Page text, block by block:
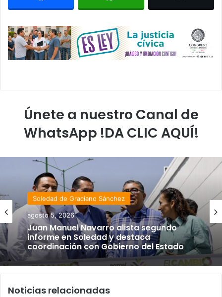
Únete a nuestro Canal de
WhatsApp !DA CLIC AQUÍ!
Soledad de Graciano Sánchez
agosto 5, 2026
Juan Manuel Navarro alista segundo
informe en Soledad y destaca
coordinación con Gobierno del Estado
Noticias relacionadas